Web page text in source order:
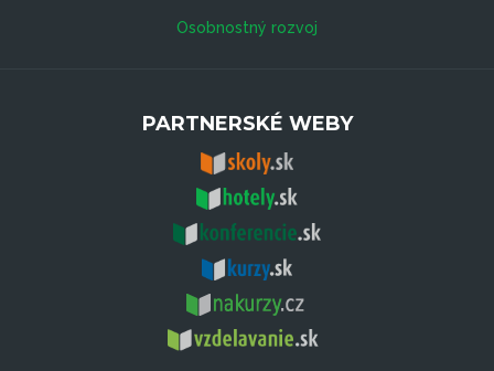
Osobnostný rozvoj
PARTNERSKÉ WEBY